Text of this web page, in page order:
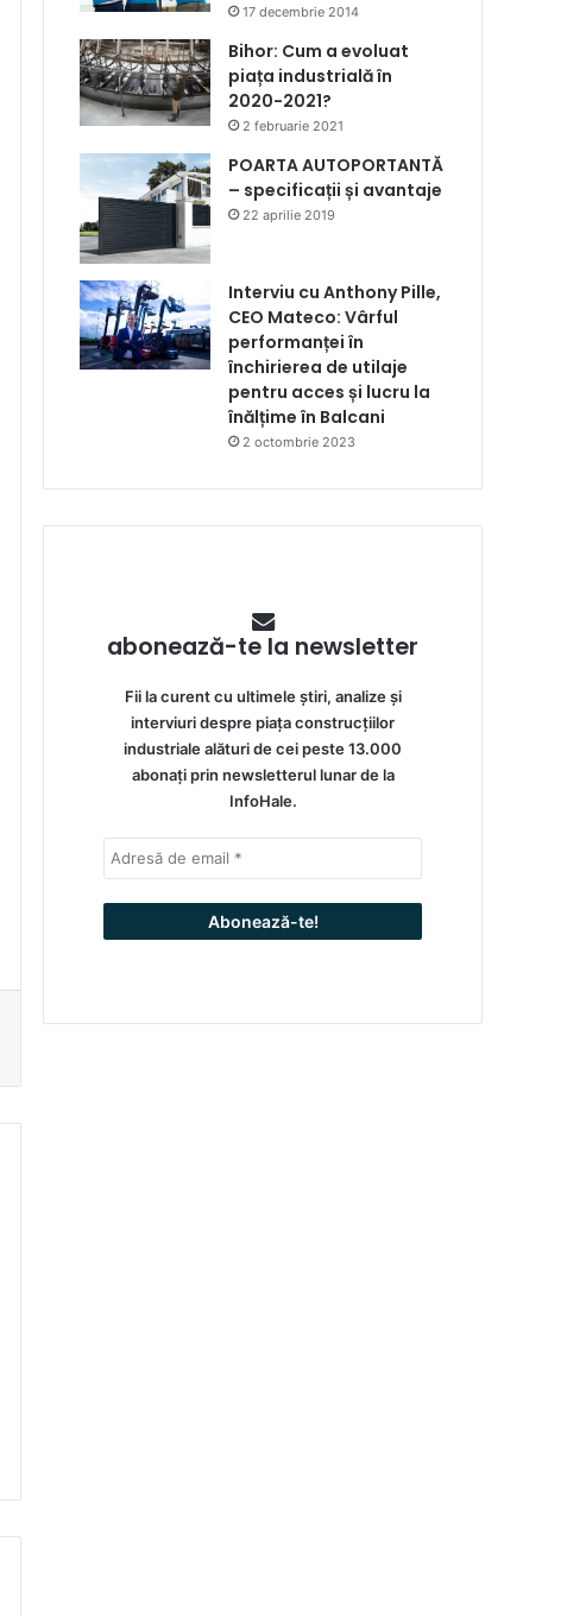
17 decembrie 2014
Bihor: Cum a evoluat
piața industrială în
2020-2021?
2 februarie 2021
POARTA AUTOPORTANTĂ
– specificații și avantaje
22 aprilie 2019
Interviu cu Anthony Pille,
CEO Mateco: Vârful
performanței în
închirierea de utilaje
pentru acces și lucru la
înălțime în Balcani
2 octombrie 2023
abonează-te la newsletter
Fii la curent cu ultimele știri, analize și
interviuri despre piața construcțiilor
industriale alături de cei peste 13.000
abonați prin newsletterul lunar de la
InfoHale.